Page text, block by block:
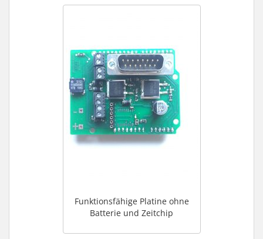
Funktionsfähige Platine ohne
Batterie und Zeitchip